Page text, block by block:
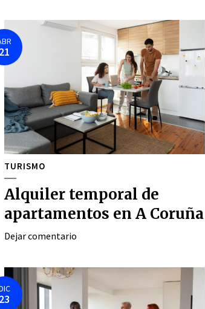
21
TURISMO
Alquiler temporal de
apartamentos en A Coruña
Dejar comentario
23